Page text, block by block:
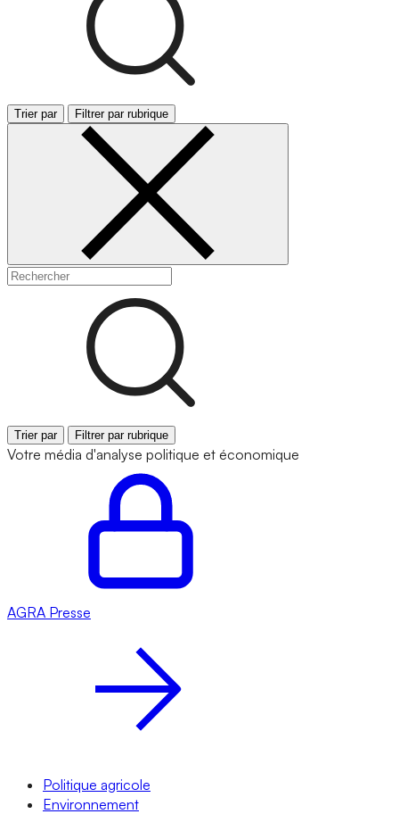
Trier par Filtrer par rubrique
Trier par Filtrer par rubrique
Votre média d'analyse politique et économique
AGRA Presse
Politique agricole
Environnement